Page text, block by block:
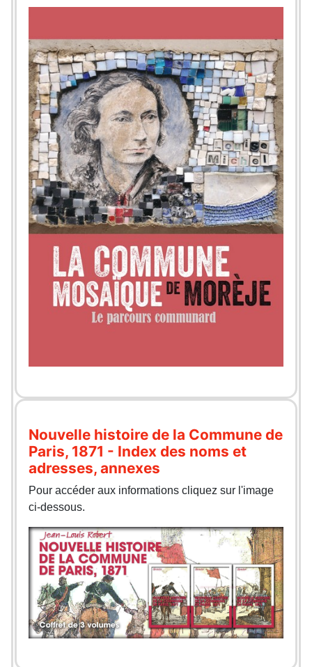
Nouvelle histoire de la Commune de
Paris, 1871 - Index des noms et
adresses, annexes
Pour accéder aux informations cliquez sur l'image
ci-dessous.